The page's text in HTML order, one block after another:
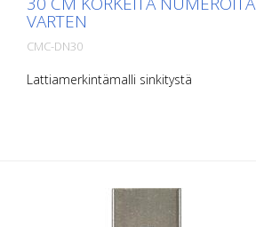
VARTEN
CMC-DN30
Lattiamerkintämalli sinkitystä